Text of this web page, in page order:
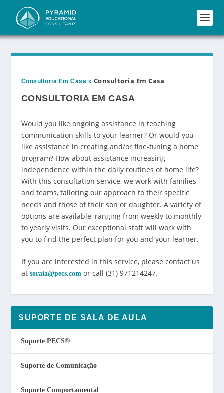
Consultoria Em Casa » Consultoria Em Casa
CONSULTORIA EM CASA
Would you like ongoing assistance in teaching
communication skills to your learner? Or would you
like assistance in creating and/or fine-tuning a home
program? How about assistance increasing
independence within the daily routines of home life?
With this consultation service, we work with families
and teams, tailoring our approach to their specific
needs and those of their son or daughter. A variety of
options are available, ranging from weekly to monthly
to yearly visits. Our exceptional staff will work with
you to find the perfect plan for you and your learner.
If you are interested in this service, please contact us
at soraia@pecs.comor call (31) 971214247.
SUPORTE DE SALA DE AULA
Suporte PECS®
Suporte de Comunicação
Suporte Comportamental